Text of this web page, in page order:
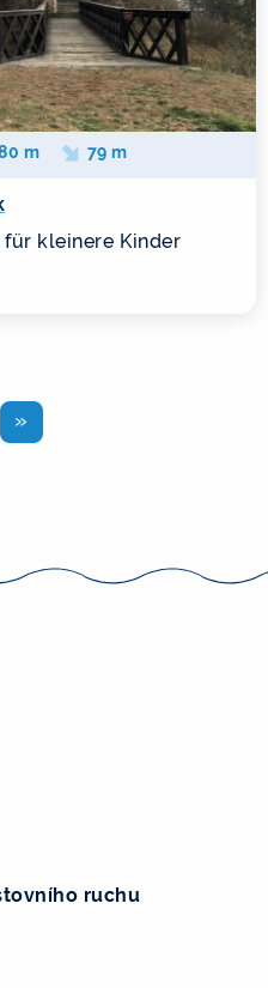
m 79 m
für kleinere Kinder
ruchu